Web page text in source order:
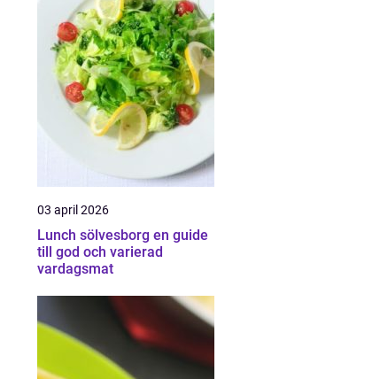
03 april 2026
Lunch sölvesborg en guide
till god och varierad
vardagsmat